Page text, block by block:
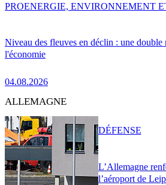
Niveau des fleuves en déclin : une double
l'économie
04.08.2026
PROENERGIE, ENVIRONNEMENT
ALLEMAGNE
L’Allemagne
l’aéroport de
DÉFENSE